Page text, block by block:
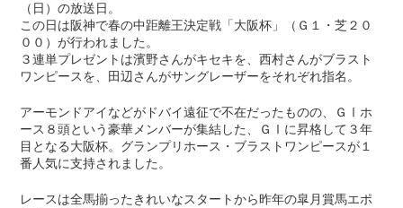
（日）の放送日。
この日は阪神で春の中距離王決定戦「大阪杯」（Ｇ１・芝２０
００）が行われました。
３連単プレゼントは濱野さんがキセキを、西村さんがブラスト
ワンピースを、田辺さんがサングレーザーをそれぞれ指名。
アーモンドアイなどがドバイ遠征で不在だったものの、ＧⅠホ
ース８頭という豪華メンバーが集結した、ＧⅠに昇格して３年
目となる大阪杯。グランプリホース・ブラストワンピースが１
番人気に支持されました。
レースは全馬揃ったきれいなスタートから昨年の皐月賞馬エポ